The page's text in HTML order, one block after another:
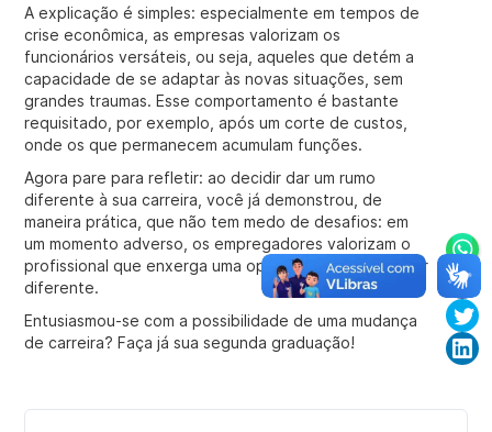
A explicação é simples: especialmente em tempos de
crise econômica, as empresas valorizam os
funcionários versáteis, ou seja, aqueles que detém a
capacidade de se adaptar às novas situações, sem
grandes traumas. Esse comportamento é bastante
requisitado, por exemplo, após um corte de custos,
onde os que permanecem acumulam funções.
Agora pare para refletir: ao decidir dar um rumo
diferente à sua carreira, você já demonstrou, de
maneira prática, que não tem medo de desafios: em
um momento adverso, os empregadores valorizam o
profissional que enxerga uma oportunidade para fazer
diferente.
Entusiasmou-se com a possibilidade de uma mudança
de carreira? Faça já sua segunda graduação!